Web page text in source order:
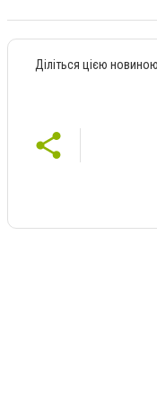
Діліться цією